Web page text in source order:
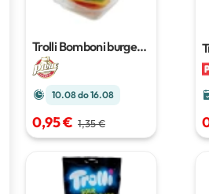
Trolli Bomboni burger
50g
10.08 do 16.08
0,95 € 1,35 €